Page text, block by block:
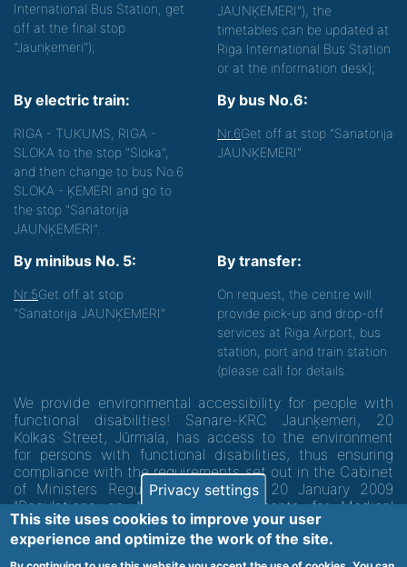
International Bus Station, get
off at the final stop
"Jaunķemeri");
JAUNĶEMERI"), the
timetables can be updated at
Riga International Bus Station
or at the information desk);
By electric train:
RIGA - TUKUMS, RIGA -
SLOKA to the stop "Sloka",
and then change to bus No.6
SLOKA - ĶEMERI and go to
the stop "Sanatorija
JAUNĶEMERI".
By bus No.6:
Nr.6Get off at stop "Sanatorija
JAUNĶEMERI".
By minibus No. 5:
Nr.5Get off at stop
"Sanatorija JAUNĶEMERI"
By transfer:
On request, the centre will
provide pick-up and drop-off
services at Riga Airport, bus
station, port and train station
(please call for details.
We provide environmental accessibility for people with
functional disabilities! Sanare-KRC Jaunķemeri, 20
Kolkas Street, Jūrmala, has access to the environment
for persons with functional disabilities, thus ensuring
compliance with the requirements set out in the Cabinet
of Ministers Regulation No. 60 of 20 January 2009
"Regulations on Minimum Requirements for Medical
Institutions and their Structures"
Privacy settings
This site uses cookies to improve your user
experience and optimize the work of the site.